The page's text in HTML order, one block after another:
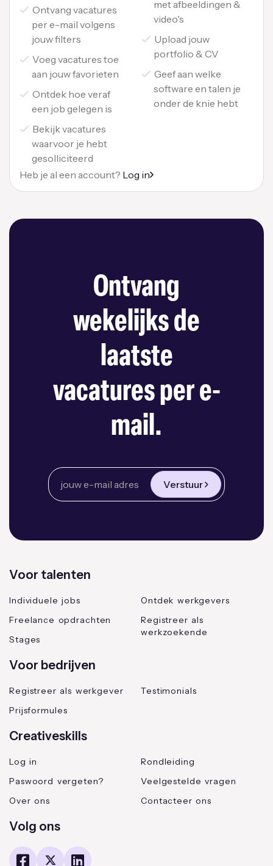
Ontvang vacatures
per e-mail volgens
jouw filters
Voeg vacatures toe
aan jouw favorieten
Ontdek hoe veraf
een job gelegen is
Bekijk vacatures
waarvoor je hebt
gesolliciteerd
met afbeeldingen &
video's
Upload jouw
portfolio & CV
Geef aan welke
software en talen je
onder de knie hebt
Heb je al een account? Log in
Ontvang
wekelijks de
laatste
vacatures per e-
mail.
Verstuur
Voor talenten
Individuele jobs
Freelance opdrachten
Stages
Ontdek werkgevers
Registreer als
werkzoekende
Voor bedrijven
Registreer als werkgever
Prijsformules
Testimonials
Creativeskills
Log in
Paswoord vergeten?
Over ons
Rondleiding
Veelgestelde vragen
Contacteer ons
Volg ons